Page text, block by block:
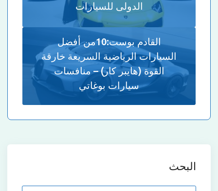
الدولى للسيارات
القادم بوست:
10من أفضل
السيارات الرياضية السريعة خارقة
القوة (هايبر كار) – منافسات
سيارات بوغاتي
البحث